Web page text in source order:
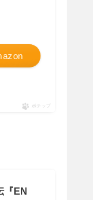
ポチップ
『EN